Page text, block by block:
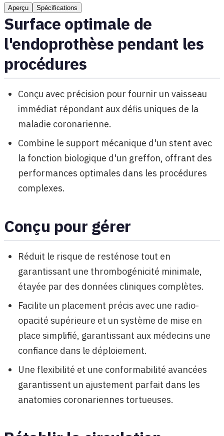
Aperçu Spécifications
Surface optimale de
l'endoprothèse pendant les
procédures
Conçu avec précision pour fournir un vaisseau
immédiat répondant aux défis uniques de la
maladie coronarienne.
Combine le support mécanique d'un stent avec
la fonction biologique d'un greffon, offrant des
performances optimales dans les procédures
complexes.
Conçu pour gérer
Réduit le risque de resténose tout en
garantissant une thrombogénicité minimale,
étayée par des données cliniques complètes.
Facilite un placement précis avec une radio-
opacité supérieure et un système de mise en
place simplifié, garantissant aux médecins une
confiance dans le déploiement.
Une flexibilité et une conformabilité avancées
garantissent un ajustement parfait dans les
anatomies coronariennes tortueuses.